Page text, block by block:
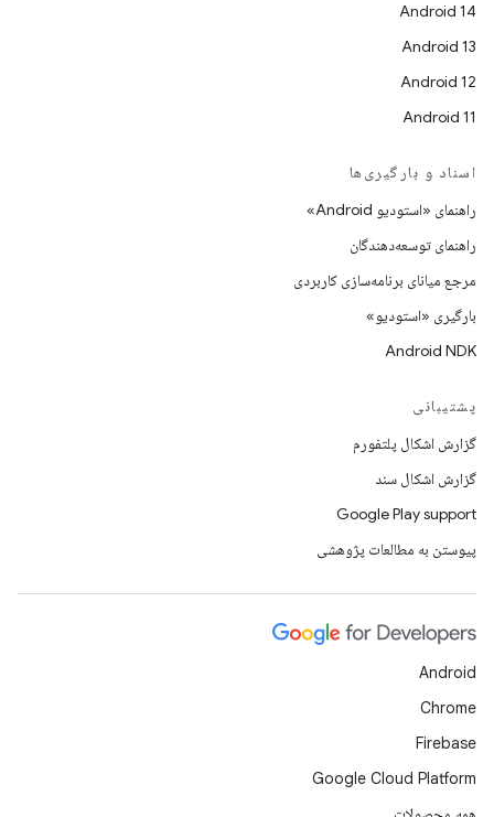
Android 14
Android 13
Android 12
Android 11
اسناد و بارگیری‌ها
راهنمای «استودیو Android»
راهنمای توسعه‌دهندگان
مرجع میانای برنامه‌سازی کاربردی
بارگیری «استودیو»
Android NDK
پشتیبانی
گزارش اشکال پلتفورم
گزارش اشکال سند
Google Play support
پیوستن به مطالعات پژوهشی
Android
Chrome
Firebase
Google Cloud Platform